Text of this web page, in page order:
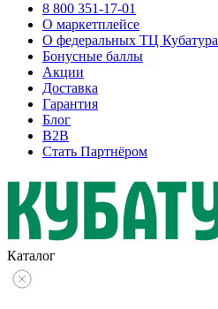
8 800 351-17-01
О маркетплейсе
О федеральных ТЦ Кубатура
Бонусные баллы
Акции
Доставка
Гарантия
Блог
B2B
Стать Партнёром
Каталог